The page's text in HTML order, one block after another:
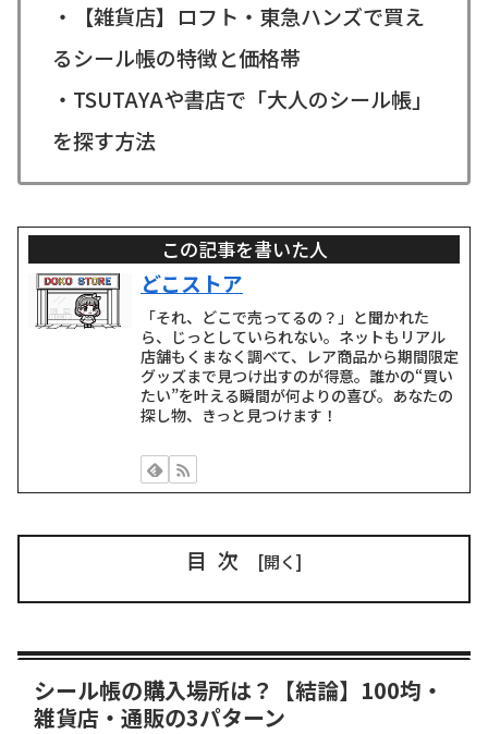
・【雑貨店】ロフト・東急ハンズで買え
るシール帳の特徴と価格帯
・TSUTAYAや書店で「大人のシール帳」
を探す方法
この記事を書いた人
どこストア
「それ、どこで売ってるの？」と聞かれた
ら、じっとしていられない。ネットもリアル
店舗もくまなく調べて、レア商品から期間限定
グッズまで見つけ出すのが得意。誰かの“買い
たい”を叶える瞬間が何よりの喜び。あなたの
探し物、きっと見つけます！
目次
シール帳の購入場所は？【結論】100均・
雑貨店・通販の3パターン